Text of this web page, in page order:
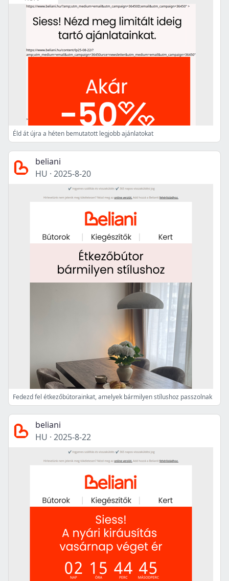
Éld át újra a héten bemutatott legjobb ajánlatokat
beliani
HU · 2025-8-20
Fedezd fel étkezőbútorainkat, amelyek bármilyen stílushoz passzolnak
beliani
HU · 2025-8-22